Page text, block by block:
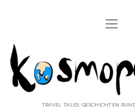
REISEPOESIE
REISEKOLUMNEN
Menü
öffnen
Kosmopoetin
TRAVEL TALES: GESCHICHTEN